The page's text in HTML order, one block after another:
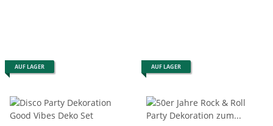
AUF LAGER AUF LAGER